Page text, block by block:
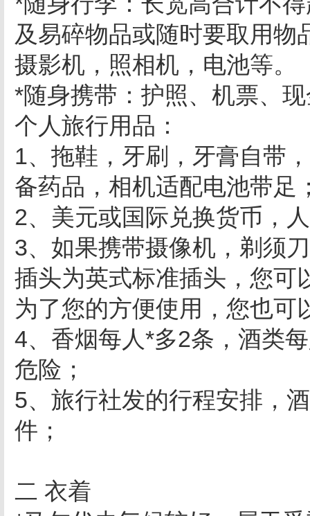
及易碎物品或随时要取用物
摄影机，照相机，电池等。
*随身携带：护照、机票、
个人旅行用品：
1、拖鞋，牙刷，牙膏自带
备药品，相机适配电池带足
2、美元或国际兑换货币，
3、如果携带摄像机，剃须
插头为英式标准插头，您可
为了您的方便使用，您也可
4、香烟每人*多2条，酒类
危险；
5、旅行社发的行程安排，
件；
二 衣着